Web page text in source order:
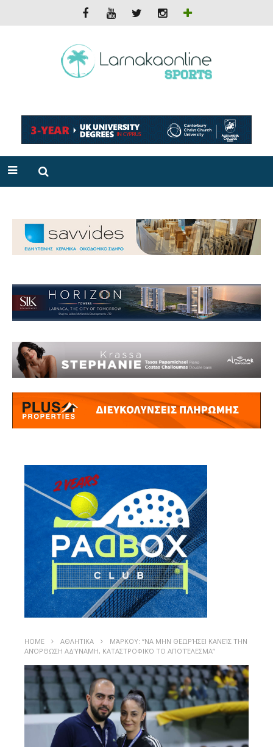
HOME ΑΘΛΗΤΙΚΑ
ΜΆΡΚΟΥ: “ΝΑ ΜΗΝ ΘΕΩΡΉΣΕΙ ΚΑΝΕΊΣ ΤΗΝ
ΑΝΌΡΘΩΣΗ ΑΔΎΝΑΜΗ, ΚΑΤΑΣΤΡΟΦΙΚΌ ΤΟ ΑΠΟΤΈΛΕΣΜΑ”